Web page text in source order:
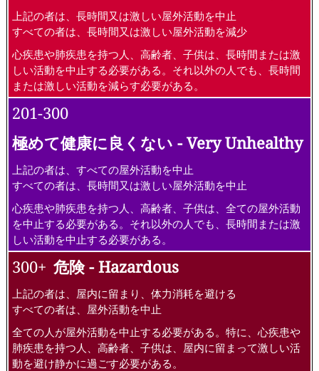
上記の者は、長時間又は激しい屋外活動を中止
すべての者は、長時間又は激しい屋外活動を減少
心疾患や肺疾患を持つ人、高齢者、子供は、長時間または激
しい活動を中止する必要がある。それ以外の人でも、長時間
または激しい活動を減らす必要がある。
201-300
極めて健康に良くない - Very Unhealthy
上記の者は、すべての屋外活動を中止
すべての者は、長時間又は激しい屋外活動を中止
心疾患や肺疾患を持つ人、高齢者、子供は、全ての屋外活動
を中止する必要がある。それ以外の人でも、長時間または激
しい活動を中止する必要がある。
300+ 危険 - Hazardous
上記の者は、屋内に留まり、体力消耗を避ける
すべての者は、屋外活動を中止
全ての人が屋外活動を中止する必要がある。特に、心疾患や
肺疾患を持つ人、高齢者、子供は、屋内に留まって激しい活
動を避け静かに過ごす必要がある。